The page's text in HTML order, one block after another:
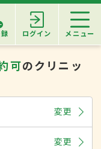
ログイン メニュー
可のクリニッ
変更
変更